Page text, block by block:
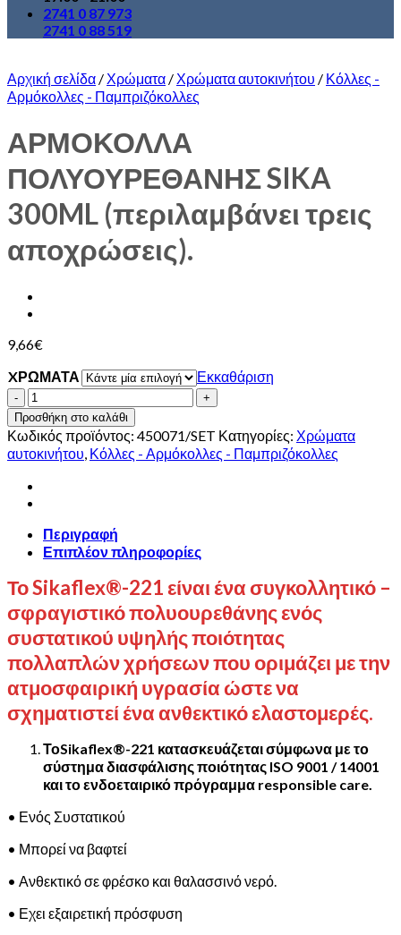
2741 0 87 973
2741 0 88 519
Αρχική σελίδα / Χρώματα / Χρώματα αυτοκινήτου / Κόλλες -
Αρμόκολλες - Παμπριζόκολλες
ΑΡΜΟΚΟΛΛΑ
ΠΟΛΥΟΥΡΕΘΑΝΗΣ SIKA
300ML (περιλαμβάνει τρεις
αποχρώσεις).
9,66€
XΡΩΜΑΤΑ
Εκκαθάριση
ΑΡΜΟΚΟΛΛΑ
ΠΟΛΥΟΥΡΕΘΑΝΗΣ
SIKA
300ML
(περιλαμβάνει
τρεις
αποχρώσεις).
Προσθήκη στο καλάθι
Κωδικός προϊόντος: 450071/SET Κατηγορίες: Χρώματα
αυτοκινήτου, Κόλλες - Αρμόκολλες - Παμπριζόκολλες
Περιγραφή
Επιπλέον πληροφορίες
Το Sikaflex®-221 είναι ένα συγκολλητικό –
σφραγιστικό πολυουρεθάνης ενός
συστατικού υψηλής ποιότητας
πολλαπλών χρήσεων που οριμάζει με την
ατμοσφαιρική υγρασία ώστε να
σχηματιστεί ένα ανθεκτικό ελαστομερές.
ΤοSikaflex®-221 κατασκευάζεται σύμφωνα με το
σύστημα διασφάλισης ποιότητας ISO 9001 / 14001
και το ενδοεταιρικό πρόγραμμα responsible care.
• Ενός Συστατικού
• Μπορεί να βαφτεί
• Ανθεκτικό σε φρέσκο και θαλασσινό νερό.
• Εχει εξαιρετική πρόσφυση